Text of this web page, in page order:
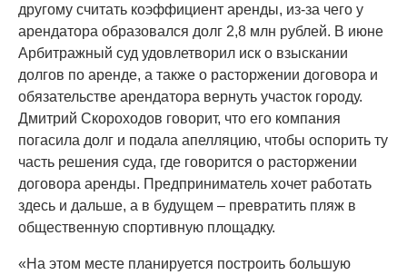
другому считать коэффициент аренды, из-за чего у
арендатора образовался долг 2,8 млн рублей. В июне
Арбитражный суд удовлетворил иск о взыскании
долгов по аренде, а также о расторжении договора и
обязательстве арендатора вернуть участок городу.
Дмитрий Скороходов говорит, что его компания
погасила долг и подала апелляцию, чтобы оспорить ту
часть решения суда, где говорится о расторжении
договора аренды. Предприниматель хочет работать
здесь и дальше, а в будущем – превратить пляж в
общественную спортивную площадку.
«На этом месте планируется построить большую